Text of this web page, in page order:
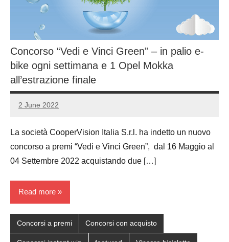
Concorso “Vedi e Vinci Green” – in palio e-
bike ogni settimana e 1 Opel Mokka
all’estrazione finale
2 June 2022
Luca
No
La società CooperVision Italia S.r.l. ha indetto un nuovo
concorso a premi “Vedi e Vinci Green”, dal 16 Maggio al
04 Settembre 2022 acquistando due […]
Read more
Concorsi a premi Concorsi con acquisto